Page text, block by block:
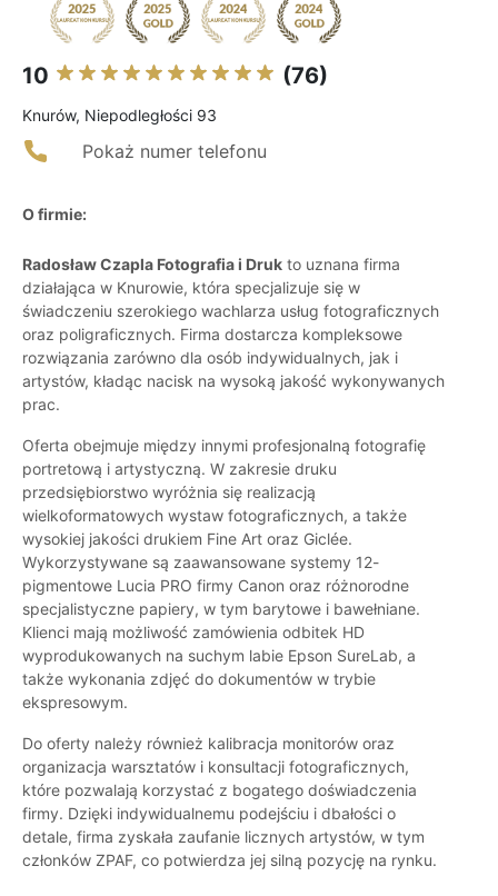
10 (76)
Knurów, Niepodległości 93
Pokaż numer telefonu
O firmie:
Radosław Czapla Fotografia i Druk to uznana firma
działająca w Knurowie, która specjalizuje się w
świadczeniu szerokiego wachlarza usług fotograficznych
oraz poligraficznych. Firma dostarcza kompleksowe
rozwiązania zarówno dla osób indywidualnych, jak i
artystów, kładąc nacisk na wysoką jakość wykonywanych
prac.
Oferta obejmuje między innymi profesjonalną fotografię
portretową i artystyczną. W zakresie druku
przedsiębiorstwo wyróżnia się realizacją
wielkoformatowych wystaw fotograficznych, a także
wysokiej jakości drukiem Fine Art oraz Giclée.
Wykorzystywane są zaawansowane systemy 12-
pigmentowe Lucia PRO firmy Canon oraz różnorodne
specjalistyczne papiery, w tym barytowe i bawełniane.
Klienci mają możliwość zamówienia odbitek HD
wyprodukowanych na suchym labie Epson SureLab, a
także wykonania zdjęć do dokumentów w trybie
ekspresowym.
Do oferty należy również kalibracja monitorów oraz
organizacja warsztatów i konsultacji fotograficznych,
które pozwalają korzystać z bogatego doświadczenia
firmy. Dzięki indywidualnemu podejściu i dbałości o
detale, firma zyskała zaufanie licznych artystów, w tym
członków ZPAF, co potwierdza jej silną pozycję na rynku.